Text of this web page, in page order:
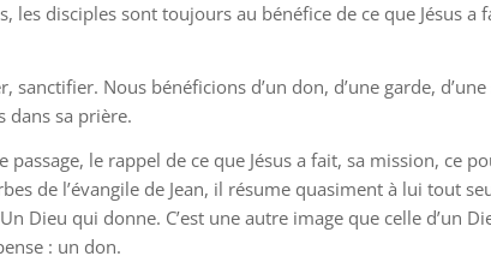
les disciples sont toujours au bénéfice de ce que
sanctifier. Nous bénéficions d’un don, d’une garde,
dans sa prière.
le rappel de ce que Jésus a fait, sa mission, ce
de l’évangile de Jean, il résume quasiment à lui tout
Dieu qui donne. C’est une autre image que celle d’un
: un don.